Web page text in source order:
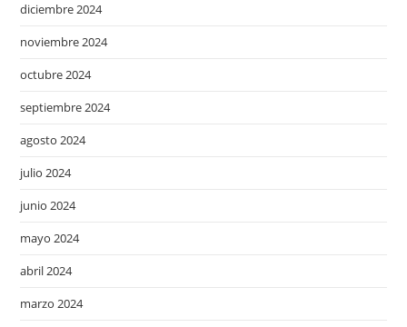
diciembre 2024
noviembre 2024
octubre 2024
septiembre 2024
agosto 2024
julio 2024
junio 2024
mayo 2024
abril 2024
marzo 2024